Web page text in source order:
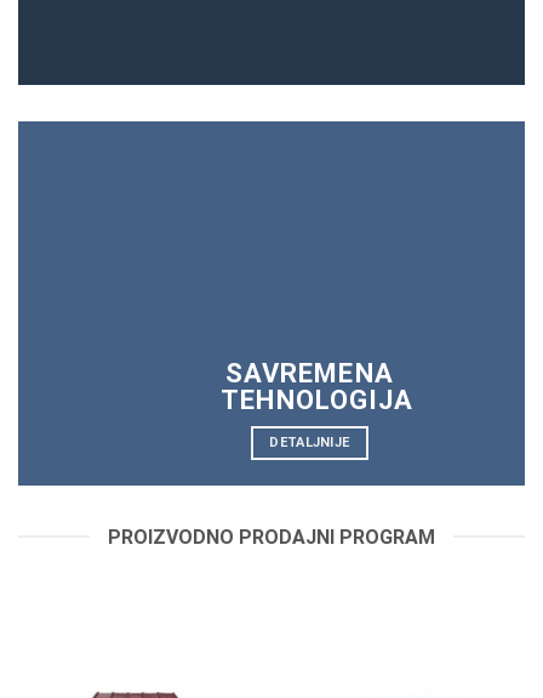
SAVREMENA
TEHNOLOGIJA
DETALJNIJE
PROIZVODNO PRODAJNI PROGRAM